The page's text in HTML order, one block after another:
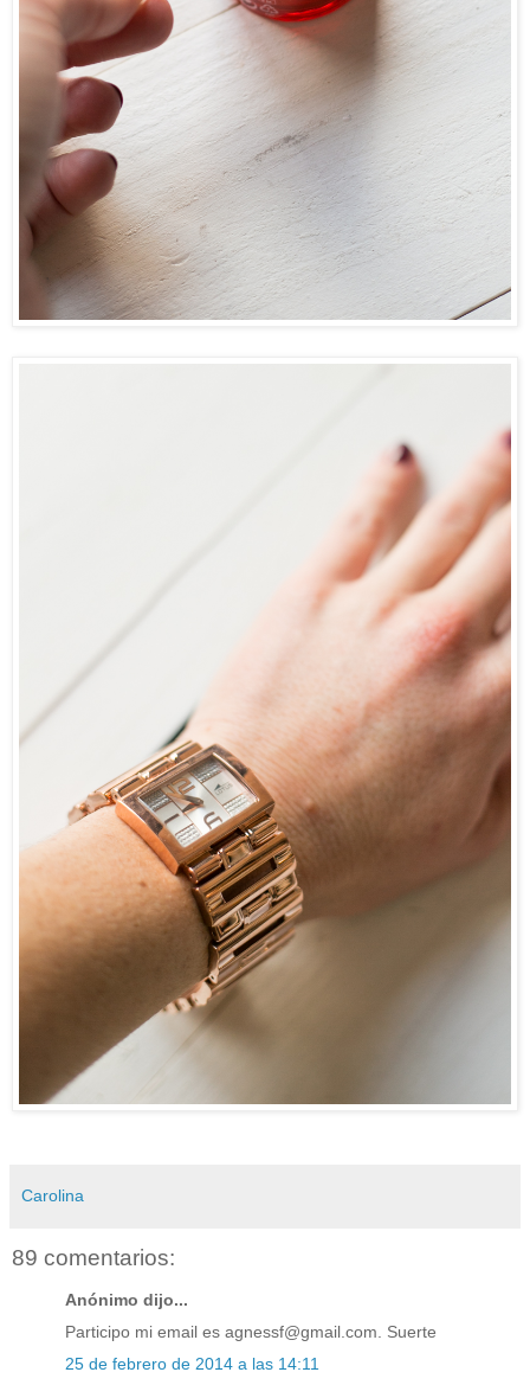
Carolina
89 comentarios:
Anónimo dijo...
Participo mi email es agnessf@gmail.com. Suerte
25 de febrero de 2014 a las 14:11